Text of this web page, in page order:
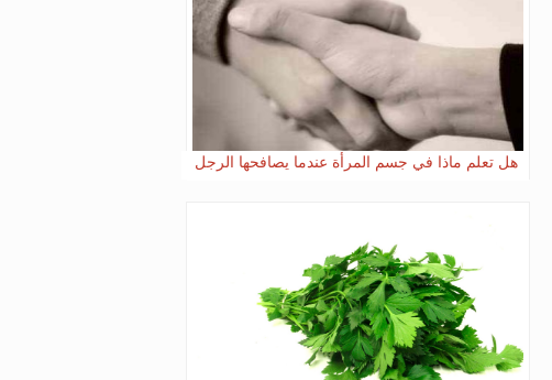
هل تعلم ماذا في جسم المرأة عندما يصافحها الرجل